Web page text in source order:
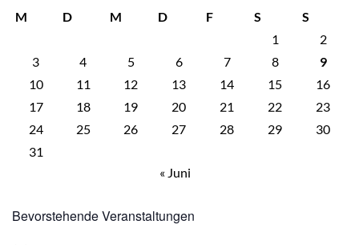
M
D M D F S
S
1
2
3
4 5 6 7 8
9
10
11 12 13 14 15
16
17
18 19 20 21 22
23
24
25 26 27 28 29
30
31
« Juni
Bevorstehende Veranstaltungen